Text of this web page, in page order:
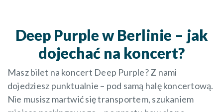
Deep Purple w Berlinie – jak
dojechać na koncert?
Masz bilet na koncert Deep Purple? Z nami
dojedziesz punktualnie – pod samą halę koncertową.
Nie musisz martwić się transportem, szukaniem